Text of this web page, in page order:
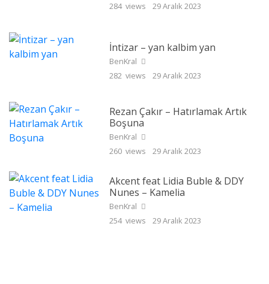
284 views
29 Aralık 2023
İntizar – yan kalbim yan
BenKral
282 views
29 Aralık 2023
Rezan Çakır – Hatırlamak Artık
Boşuna
BenKral
260 views
29 Aralık 2023
Akcent feat Lidia Buble & DDY
Nunes – Kamelia
BenKral
254 views
29 Aralık 2023